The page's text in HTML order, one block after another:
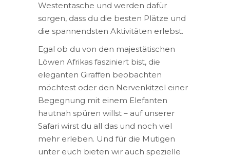
Westentasche und werden dafür
sorgen, dass du die besten Plätze und
die spannendsten Aktivitäten erlebst.
Egal ob du von den majestätischen
Löwen Afrikas fasziniert bist, die
eleganten Giraffen beobachten
möchtest oder den Nervenkitzel einer
Begegnung mit einem Elefanten
hautnah spüren willst – auf unserer
Safari wirst du all das und noch viel
mehr erleben. Und für die Mutigen
unter euch bieten wir auch spezielle